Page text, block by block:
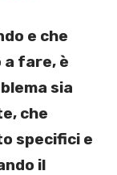
e che
fare, è
sia
che
specifici e
il